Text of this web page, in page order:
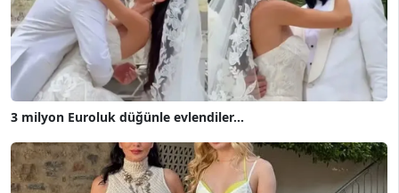
3 milyon Euroluk düğünle evlendiler...